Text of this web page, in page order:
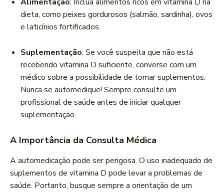
dieta, como peixes gordurosos (salmão, sardinha), ovos
e laticínios fortificados.
Suplementação: Se você suspeita que não está
recebendo vitamina D suficiente, converse com um
médico sobre a possibilidade de tomar suplementos.
Nunca se automedique! Sempre consulte um
profissional de saúde antes de iniciar qualquer
suplementação.
A Importância da Consulta Médica
A automedicação pode ser perigosa. O uso inadequado de
suplementos de vitamina D pode levar a problemas de
saúde. Portanto, busque sempre a orientação de um